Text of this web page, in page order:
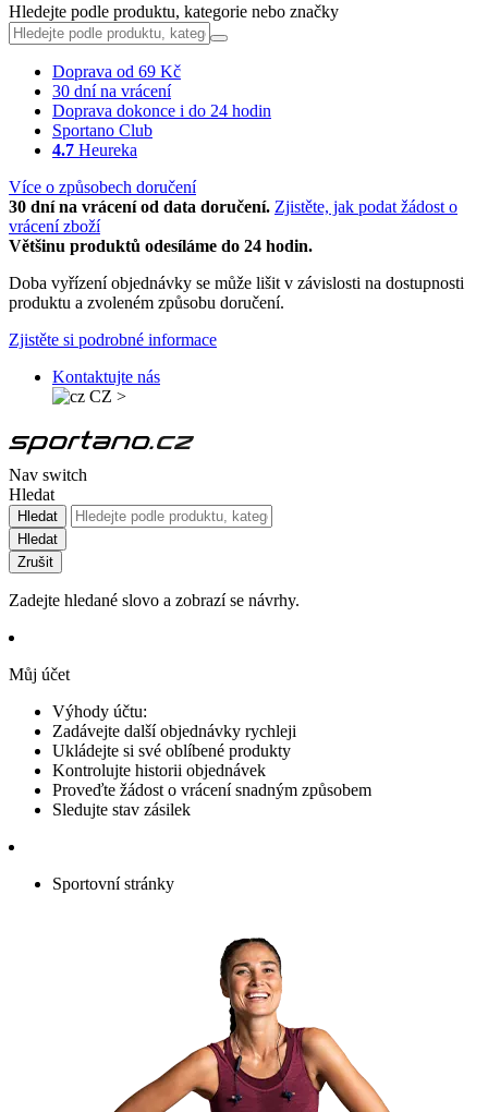
Hledejte podle produktu, kategorie nebo značky
Doprava od 69 Kč
30 dní na vrácení
Doprava dokonce i do 24 hodin
Sportano Club
4.7 Heureka
Více o způsobech doručení
30 dní na vrácení od data doručení. Zjistěte, jak podat žádost o
vrácení zboží
Většinu produktů odesíláme do 24 hodin.
Doba vyřízení objednávky se může lišit v závislosti na dostupnosti
produktu a zvoleném způsobu doručení.
Zjistěte si podrobné informace
Kontaktujte nás
CZ >
Nav switch
Hledat
Hledat
Hledat
Zrušit
Zadejte hledané slovo a zobrazí se návrhy.
Můj účet
Výhody účtu:
Zadávejte další objednávky rychleji
Ukládejte si své oblíbené produkty
Kontrolujte historii objednávek
Proveďte žádost o vrácení snadným způsobem
Sledujte stav zásilek
Sportovní stránky